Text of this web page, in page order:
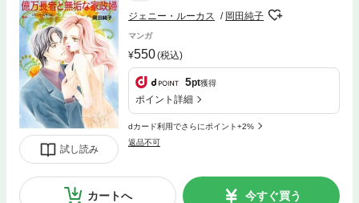
試し読み
ジェニー・ルーカス 岡田純子
マンガ
550(税込)
5pt獲得
ポイント詳細
dカード利用でさらにポイント+2%
返品不可
カートへ 今すぐ買う